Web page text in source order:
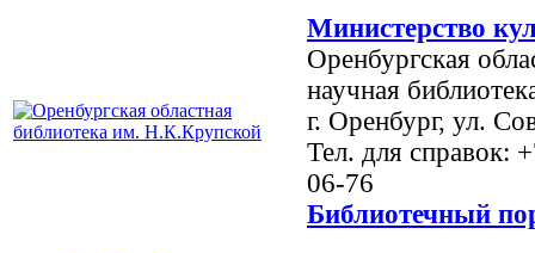
Министерство
Оренбургская
научная
г. Оренбург, ул.
Тел. для справок:
06-76
Библиотечный